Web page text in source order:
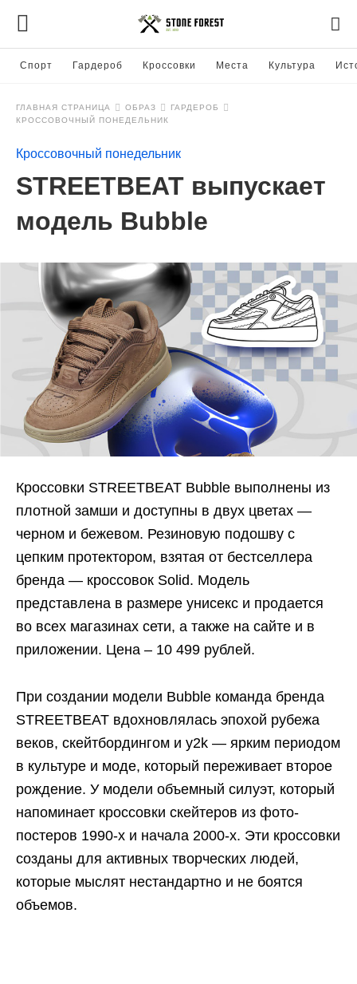
Спорт Гардероб Кроссовки Места Культура
ГЛАВНАЯ СТРАНИЦА ОБРАЗ
ГАРДЕРОБ
КРОССОВОЧНЫЙ ПОНЕДЕЛЬНИК
Кроссовочный понедельник
STREETBEAT выпускает
модель Bubble
Кроссовки STREETBEAT Bubble выполнены из
плотной замши и доступны в двух цветах —
черном и бежевом. Резиновую подошву с
цепким протектором, взятая от бестселлера
бренда — кроссовок Solid. Модель
представлена в размере унисекс и продается
во всех магазинах сети, а также на сайте и в
приложении. Цена – 10 499 рублей.
При создании модели Bubble команда бренда
STREETBEAT вдохновлялась эпохой рубежа
веков, скейтбордингом и y2k — ярким периодом
в культуре и моде, который переживает второе
рождение. У модели объемный силуэт, который
напоминает кроссовки скейтеров из фото-
постеров 1990-х и начала 2000-х. Эти кроссовки
созданы для активных творческих людей,
которые мыслят нестандартно и не боятся
объемов.